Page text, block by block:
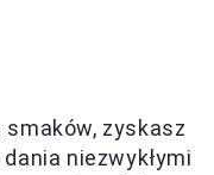
smaków, zyskasz
niezwykłymi